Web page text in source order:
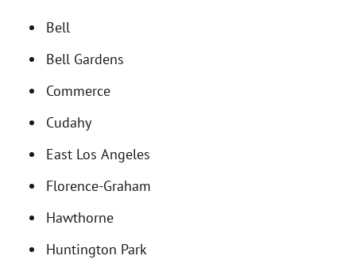
Bell
Bell Gardens
Commerce
Cudahy
East Los Angeles
Florence-Graham
Hawthorne
Huntington Park